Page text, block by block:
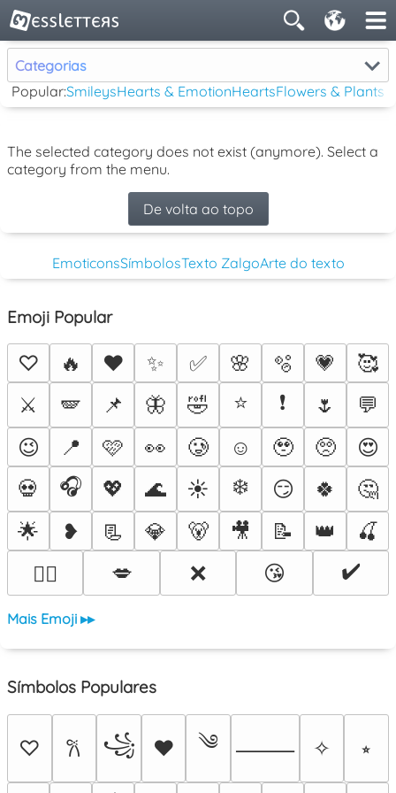
Categorias
Popular:SmileysHearts & EmotionHeartsFlowers & Plants
The selected category does not exist (anymore). Select a
category from the menu.
De volta ao topo
EmoticonsSímbolosTexto ZalgoArte do texto
Emoji Popular
♡ 🔥 ❤️ ✨ ✅ 🌸 🫧 💗
🥰
⚔️
🪽 📌 🦋 🤣 ⭐ ❗ 🌷
💬
😉
📍 🩷 👀 🥲 ☺️ 🥹 🥺
😍
💀
🎧 💖 🌊 ☀️ ❄️ 😏 🍀
🤔
🌟
❥ 📃 💎 🐻 🎥 📝 👑
🍒
❤️‍🔥
💋 ❌ 😘 ✔️
Mais Emoji ▸▸
Símbolos Populares
♡ 𐙚 ꧁ ♥ ༄ ⸻ ✧ ⭒